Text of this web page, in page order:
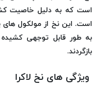
خورده
کُرد
KORD
موم
است که به دلیل خاصیت
است. این نخ از مولکول های
به طور قابل توجهی
بازگردند.
ویژگی های نخ لاکرا